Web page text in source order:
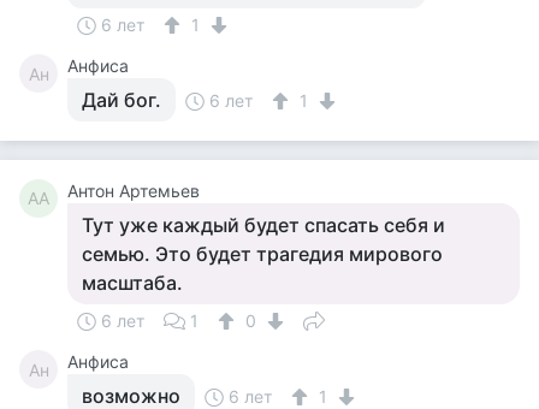
6 лет 1
Ан Анфиса
Дай бог. 6 лет 1
АА Антон Артемьев
Тут уже каждый будет спасать себя и
семью. Это будет трагедия мирового
масштаба.
6 лет 1 0
Ан Анфиса
возможно 6 лет 1